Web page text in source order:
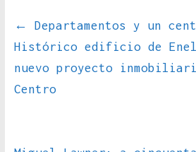
←
Departamentos y un
Histórico edificio de
nuevo proyecto
Centro